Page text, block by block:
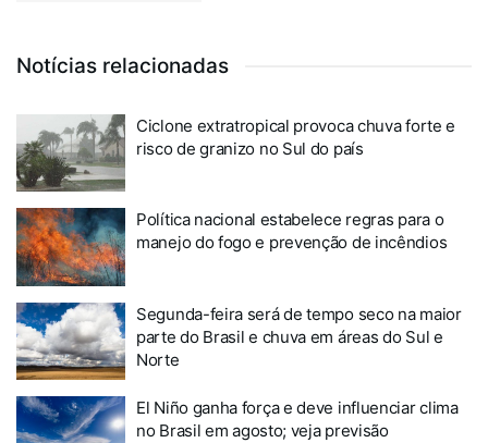
Notícias relacionadas
Ciclone extratropical provoca chuva forte e
risco de granizo no Sul do país
Política nacional estabelece regras para o
manejo do fogo e prevenção de incêndios
Segunda-feira será de tempo seco na maior
parte do Brasil e chuva em áreas do Sul e
Norte
El Niño ganha força e deve influenciar clima
no Brasil em agosto; veja previsão